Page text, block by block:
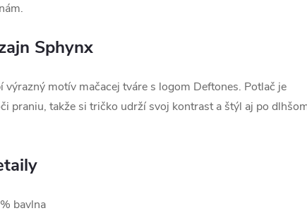
Sphynx
výrazný motív mačacej tváre s logom Deftones. Potlač je
praniu, takže si tričko udrží svoj kontrast a štýl aj po
bavlna